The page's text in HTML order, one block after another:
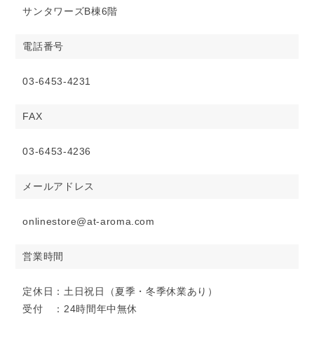
サンタワーズB棟6階
電話番号
03-6453-4231
FAX
03-6453-4236
メールアドレス
onlinestore@at-aroma.com
営業時間
定休日：土日祝日（夏季・冬季休業あり）
受付 ：24時間年中無休